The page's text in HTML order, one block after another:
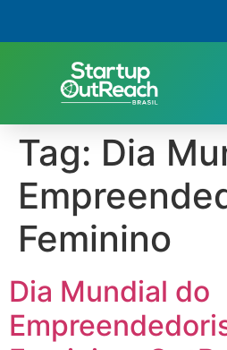
Tag: Dia
Feminino
Dia Mundial do